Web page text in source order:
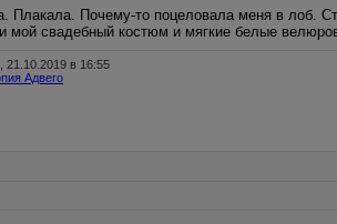
Плакала. Почему-то поцеловала меня в лоб.
мой свадебный костюм и мягкие белые
, 21.10.2019 в 16:55
Адвего